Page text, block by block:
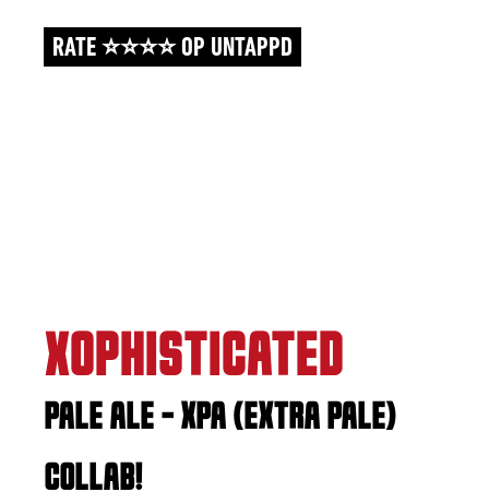
RATE ⭐⭐⭐⭐ OP UNTAPPD
XOPHISTICATED
PALE ALE - XPA (EXTRA PALE)
COLLAB!